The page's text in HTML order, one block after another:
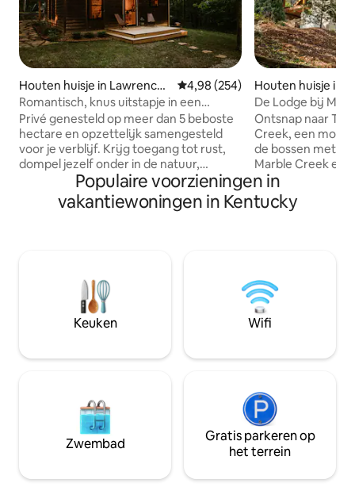
Houten huisje in Lawrenceb
urg
Gemiddelde beoordeling van
4,98 (254)
Romantisch, knus uitstapje in een
houten huisje met vuurplaats en
bubbelbad
Privé genesteld op meer dan 5 beboste
hectare en opzettelijk samengesteld
voor je verblijf. Krijg toegang tot rust,
dompel jezelf onder in de natuur,
ondersteun je verjonging en maak
gebruik van je creatieve flow.
Voorzieningen zijn onder andere een
vuurplaats, een maantuin, een
zoutwaterbubbelbad en buitendouche.
Dicht bij Beaver Lake en gelegen langs
de Bourbon Trail, op slechts enkele
distilleerderijen. (Opmerking: alleen 18+)
Houten huisje in
De Lodge bij
Ontsnap naar
Creek, een
de bossen met
Marble Creek en
accommodatie
twee badkamers
gasten. Ontspan in de hot tub, kom tot
onder de sterren. Op slechts enkele
minuten van
maar het voelt
bent — vredig,
Populaire voorzieningen in
vakantiewoningen in Kentucky
Keuken Wifi
Zwembad
Gratis parkeren op
het terrein